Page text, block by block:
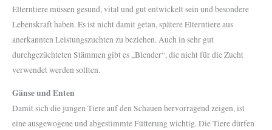
Elterntiere müssen gesund, vital und gut entwickelt sein und besondere
Lebenskraft haben. Es ist nicht damit getan, spätere Elterntiere aus
anerkannten Leistungszuchten zu beziehen. Auch in sehr gut
durchgezüchteten Stämmen gibt es „Blender“, die nicht für die Zucht
verwendet werden sollten.
Gänse und Enten
Damit sich die jungen Tiere auf den Schauen hervorragend zeigen, ist
eine ausgewogene und abgestimmte Fütterung wichtig. Die Tiere dürfen